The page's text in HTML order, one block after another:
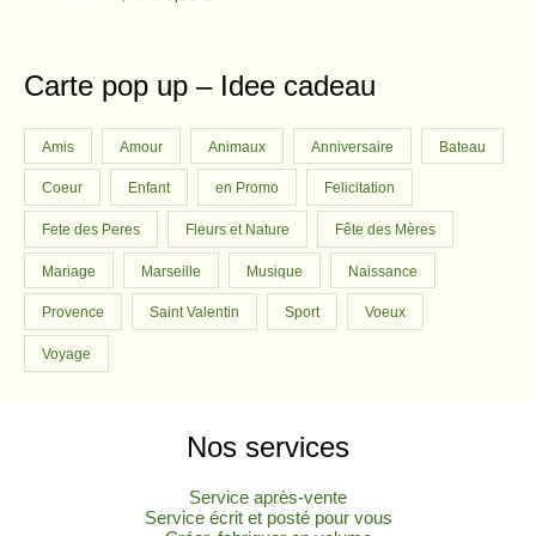
€
7
8
0
€
6
€
e
a
s
:
,
5
0
:
5
4
0
€
.
r
c
e
a
s
:
7
i
c
i
s
:
,
5
Carte pop up – Idee cadeau
Amis Amour Animaux Anniversaire Bateau
Coeur Enfant en Promo Felicitation
Fete des Peres Fleurs et Nature Fête des Mères
Mariage Marseille Musique Naissance
Provence Saint Valentin Sport Voeux
Voyage
Nos services
Service après-vente
Service écrit et posté pour vous